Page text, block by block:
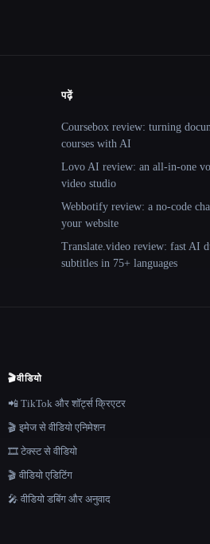
पढ़ें
Coursebox review: turning
courses with AI
Lovo AI review: an all-in-one
video studio
Webbotify review: a no-code
your website
Translate.video review: fast AI
subtitles in 75+ languages
🎬वीडियो
📲 TikTok और शॉर्ट्स क्रिएटर
🎬 इमेज से वीडियो एनिमेशन
🎞️ टेक्स्ट से वीडियो
🎬 वीडियो एडिटिंग
🎤 वीडियो डबिंग और अनुवाद